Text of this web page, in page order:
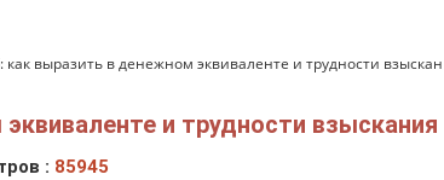
выразить в денежном эквиваленте и трудности
и трудности взыскания
: 85945